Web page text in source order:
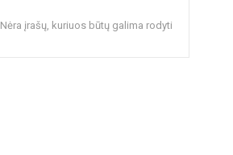
Nėra įrašų, kuriuos būtų galima rodyti